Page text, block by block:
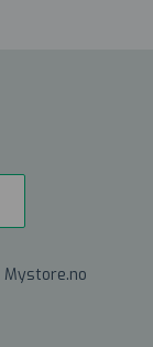
Mystore.no